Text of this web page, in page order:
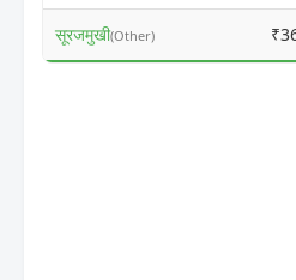
सूरजमुखी(Other)